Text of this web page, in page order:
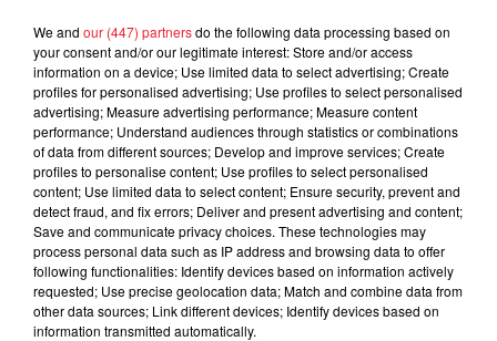
0:00 28 min 28 sec
12 novembre 2023 - 28 min 28 sec
We and our (447) partnersdo the following data processing based on
your consent and/or our legitimate interest: Store and/or access
information on a device; Use limited data to select advertising; Create
profiles for personalised advertising; Use profiles to select personalised
advertising; Measure advertising performance; Measure content
performance; Understand audiences through statistics or combinations
of data from different sources; Develop and improve services; Create
profiles to personalise content; Use profiles to select personalised
content; Use limited data to select content; Ensure security, prevent and
detect fraud, and fix errors; Deliver and present advertising and content;
Save and communicate privacy choices. These technologies may
process personal data such as IP address and browsing data to offer
following functionalities: Identify devices based on information actively
requested; Use precise geolocation data; Match and combine data from
other data sources; Link different devices; Identify devices based on
information transmitted automatically.